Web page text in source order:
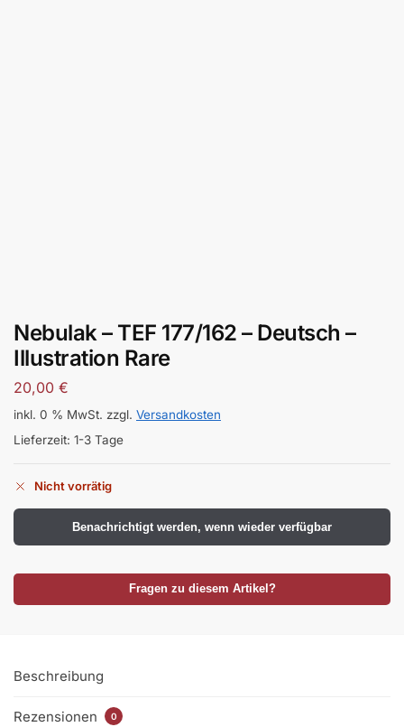
Nebulak – TEF 177/162 – Deutsch –
Illustration Rare
20,00 €
inkl. 0 % MwSt. zzgl. Versandkosten
Lieferzeit: 1-3 Tage
Nicht vorrätig
Benachrichtigt werden, wenn wieder verfügbar
Fragen zu diesem Artikel?
Beschreibung
Rezensionen 0